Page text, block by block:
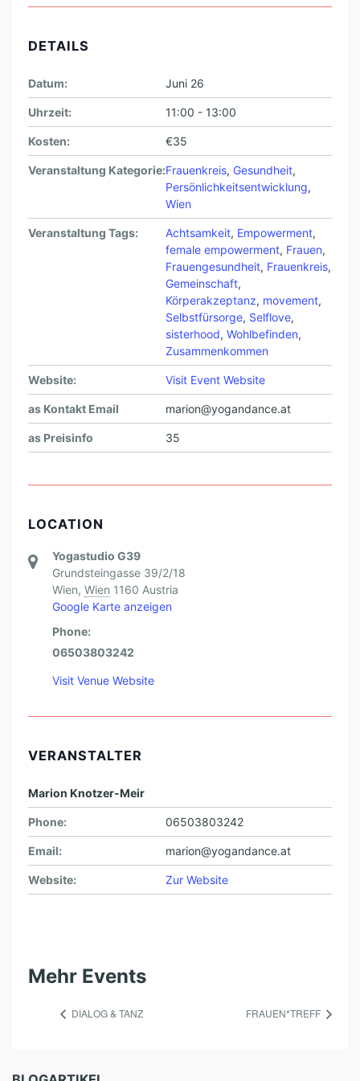
DETAILS
Datum: Juni 26
Uhrzeit: 11:00 - 13:00
Kosten: €35
Veranstaltung Kategorie:Frauenkreis, Gesundheit,
Persönlichkeitsentwicklung,
Wien
Veranstaltung Tags: Achtsamkeit, Empowerment,
female empowerment, Frauen,
Frauengesundheit, Frauenkreis,
Gemeinschaft,
Körperakzeptanz, movement,
Selbstfürsorge, Selflove,
sisterhood, Wohlbefinden,
Zusammenkommen
Website: Visit Event Website
as Kontakt Email marion@yogandance.at
as Preisinfo 35
LOCATION
Yogastudio G39
Grundsteingasse 39/2/18
Wien, Wien 1160 Austria
Google Karte anzeigen
Phone:
06503803242
Visit Venue Website
VERANSTALTER
Marion Knotzer-Meir
Phone: 06503803242
Email: marion@yogandance.at
Website: Zur Website
Mehr Events
DIALOG & TANZ FRAUEN*TREFF